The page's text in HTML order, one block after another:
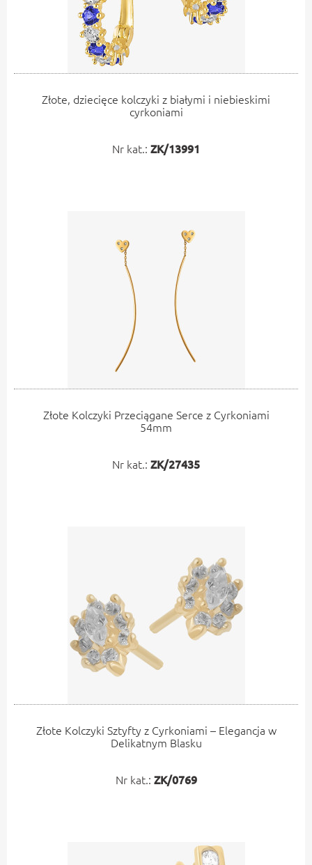
Złote, dziecięce kolczyki z białymi i niebieskimi
cyrkoniami
Nr kat.: ZK/13991
Złote Kolczyki Przeciągane Serce z Cyrkoniami
54mm
Nr kat.: ZK/27435
Złote Kolczyki Sztyfty z Cyrkoniami – Elegancja w
Delikatnym Blasku
Nr kat.: ZK/0769